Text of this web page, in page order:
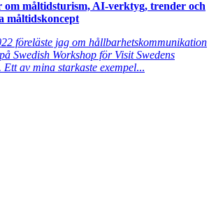
om måltidsturism, AI-verktyg, trender och
måltidskoncept
föreläste jag om hållbarhetskommunikation
Swedish Workshop för Visit Swedens
av mina starkaste exempel...